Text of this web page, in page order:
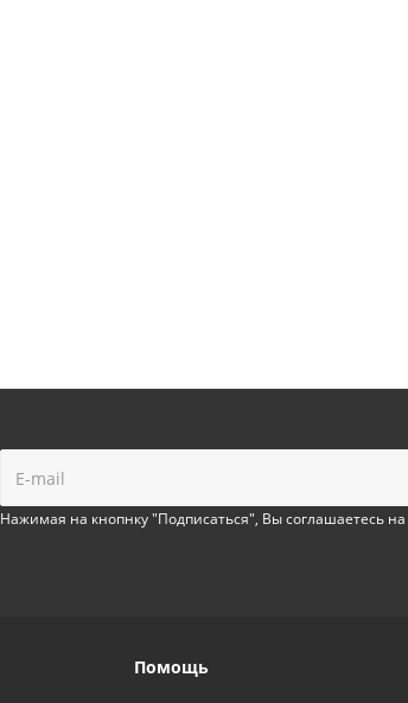
Нажимая на кнопнку "Подписаться", Вы соглашаетесь на
Помощь